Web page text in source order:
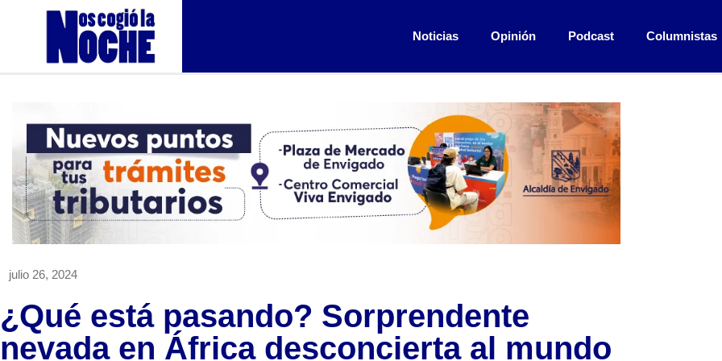
Noticias Opinión Podcast Columnistas
julio 26, 2024
¿Qué está pasando? Sorprendente
nevada en África desconcierta al mundo